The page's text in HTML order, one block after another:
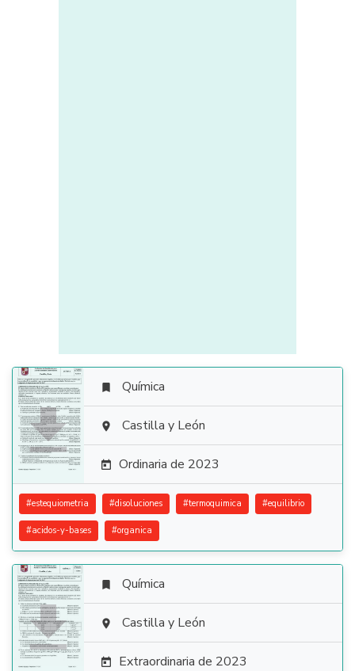

 Química
 Castilla y León
 Ordinaria de 2023
#estequiometria #disoluciones #termoquimica #equilibrio
#acidos-y-bases #organica

 Química
 Castilla y León
 Extraordinaria de 2023